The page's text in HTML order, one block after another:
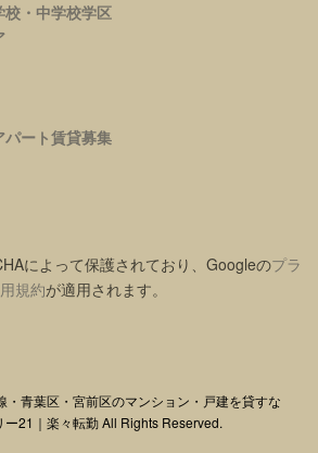
校・中学校学区
ート賃貸募集
によって保護されており、Googleのプラ
規約が適用されます。
青葉区・宮前区のマンション・戸建を貸すな
ー21｜楽々転勤 All Rights Reserved.